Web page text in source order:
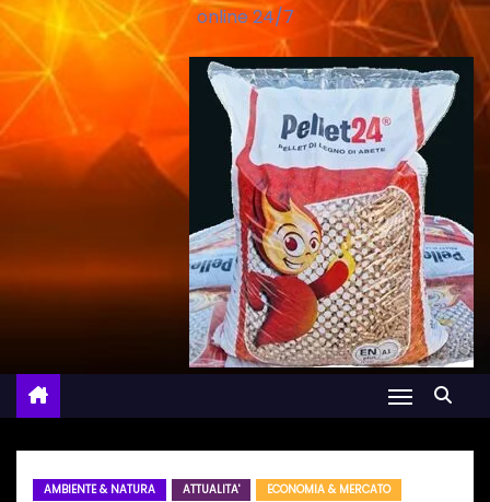
online 24/7
AMBIENTE & NATURA ATTUALITA' ECONOMIA & MERCATO